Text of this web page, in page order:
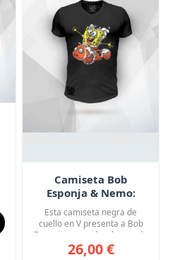
Camiseta Bob
Esponja & Nemo:
Fondo de Bikini
Express
Esta camiseta negra de
cuello en V presenta a Bob
Esponja montado a lomos de
...
26,00 €